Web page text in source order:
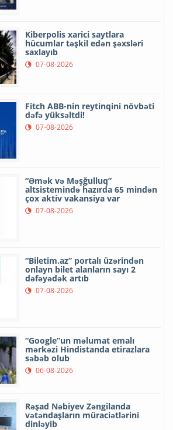
Kiberpolis xarici saytlara
hücumlar təşkil edən şəxsləri
saxlayıb
07-08-2026
Fitch ABB-nin reytinqini növbəti
dəfə yüksəltdi!
07-08-2026
“Əmək və Məşğulluq”
altsistemində hazırda 65 mindən
çox aktiv vakansiya var
07-08-2026
“Biletim.az” portalı üzərindən
onlayn bilet alanların sayı 2
dəfəyədək artıb
07-08-2026
“Google”un məlumat emalı
mərkəzi Hindistanda etirazlara
səbəb olub
06-08-2026
Rəşad Nəbiyev Zəngilanda
vətəndaşların müraciətlərini
dinləyib